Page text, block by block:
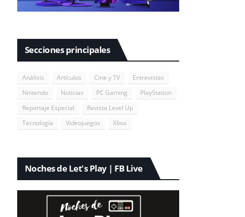
Secciones principales
Análisis Artículos Cine y TV
Entrevistas
Nintendo
Noticias PC Gaming
PlayStation
Reportaje Especial
Revista Level Up
Tecnología
Videojuegos Xbox
Noches de Let's Play | FB Live